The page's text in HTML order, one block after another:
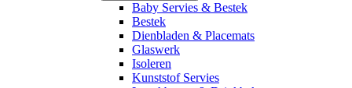
Baby Servies & Bestek
Bestek
Dienbladen & Placemats
Glaswerk
Isoleren
Kunststof Servies